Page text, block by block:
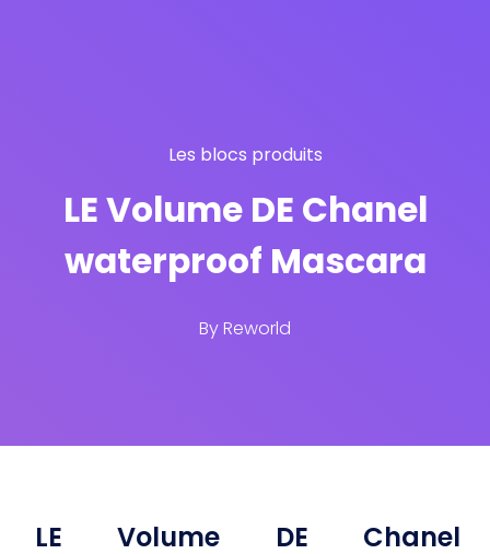
Les blocs produits
LE Volume DE Chanel
waterproof Mascara
ByReworld
LE Volume DE Chanel